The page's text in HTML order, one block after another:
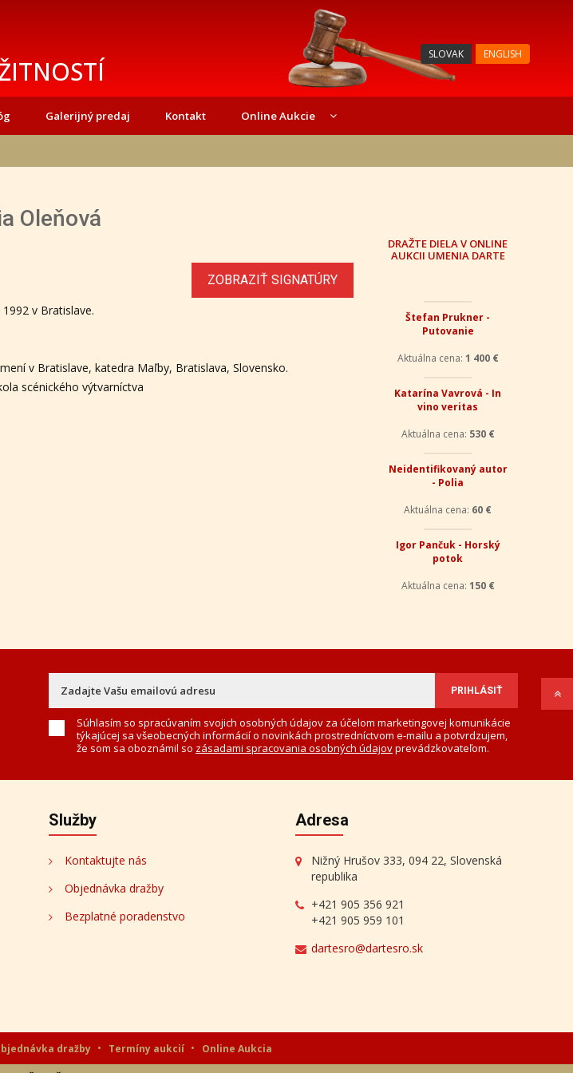
SLOVAK ENGLISH
Galerijný predaj Kontakt Online Aukcie
Oleňová
ZOBRAZIŤ SIGNATÚRY
v Bratislave.
v Bratislave, katedra Maľby, Bratislava, Slovensko.
scénického výtvarníctva
DRAŽTE DIELA V ONLINE
AUKCII UMENIA DARTE
Štefan Prukner -
Putovanie
vino veritas
- Polia
Aktuálna cena:60 €
potok
Aktuálna cena:
týkajúcej sa všeobecných informácií o novinkách prostredníctvom e-mailu a potvrdzujem,
že som sa oboznámil so
zásadami spracovania osobných údajov